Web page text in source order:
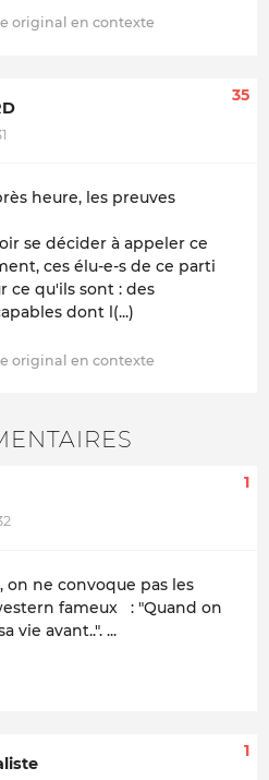
35
heure, les preuves
se décider à appeler ce
ces élu-e-s de ce parti
ce qu'ils sont : des
dont l(...)
1
ne convoque pas les
fameux : "Quand on
vie avant..". ...
1